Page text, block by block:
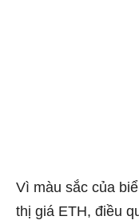
Vì màu sắc của
thị giá ETH, điều